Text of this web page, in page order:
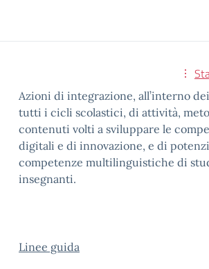
Azioni di integrazione, all’interno
tutti i cicli scolastici, di attività,
contenuti volti a sviluppare le
digitali e di innovazione, e di
competenze multilinguistiche di
insegnanti.
Linee guida